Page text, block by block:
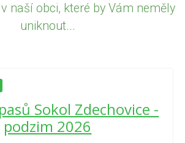
naší obci, které by Vám neměly
uniknout...
Sokol Zdechovice -
podzim 2026